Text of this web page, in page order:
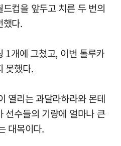
컵을 앞두고 치른 두 번의
했다.
1개에 그쳤고, 이번 톨루카
못했다.
열리는 과달라하라와 몬테
선수들의 기량에 얼마나 큰
대목이다.